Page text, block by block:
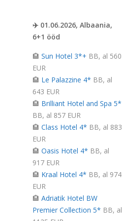
✈️ 01.06.2026, Albaania,
6+1 ööd
🏨 Sun Hotel 3*+ BB, al 560
EUR
🏨 Le Palazzine 4* BB, al
643 EUR
🏨 Brilliant Hotel and Spa 5*
BB, al 857 EUR
🏨 Class Hotel 4* BB, al 883
EUR
🏨 Oasis Hotel 4* BB, al
917 EUR
🏨 Kraal Hotel 4* BB, al 974
EUR
🏨 Adriatik Hotel BW
Premier Collection 5* BB, al